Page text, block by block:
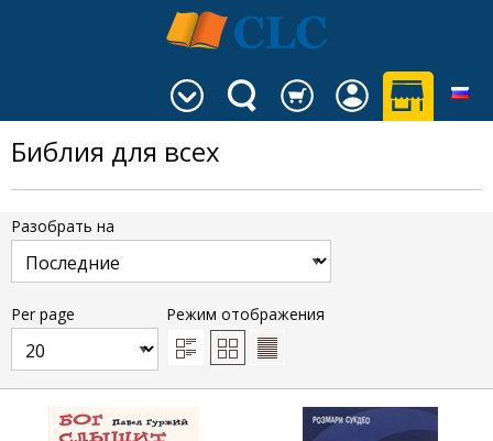
Библия для всех
Разобрать на
Per page Режим отображения